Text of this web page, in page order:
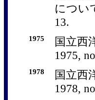
につい
13.
1975
国立西
1975,
1978
国立西
1978,